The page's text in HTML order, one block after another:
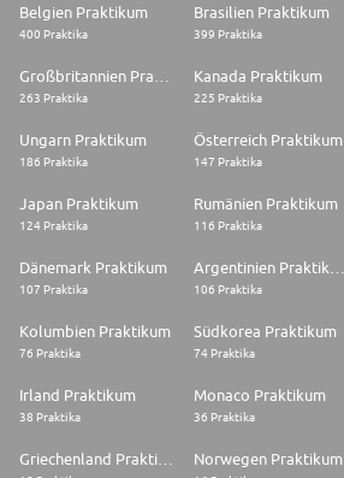
Belgien Praktikum
400 Praktika
Brasilien Praktikum
399 Praktika
263 Praktika
Kanada Praktikum
225 Praktika
Ungarn Praktikum
186 Praktika
Österreich Praktikum
147 Praktika
Japan Praktikum
124 Praktika
Rumänien Praktikum
116 Praktika
Dänemark Praktikum
107 Praktika 106 Praktika
Kolumbien Praktikum
76 Praktika
Südkorea Praktikum
74 Praktika
Irland Praktikum
38 Praktika
Monaco Praktikum
36 Praktika
Norwegen Praktikum